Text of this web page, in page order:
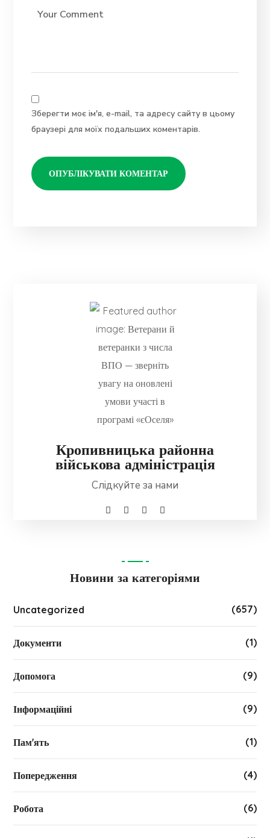
Зберегти моє ім'я, e-mail, та адресу сайту в цьому
браузері для моїх подальших коментарів.
Кропивницька районна
військова адміністрація
Слідкуйте за нами
Новини за категоріями
Uncategorized (657)
Документи (1)
Допомога (9)
Інформаційні (9)
Пам'ять (1)
Попередження (4)
Робота (6)